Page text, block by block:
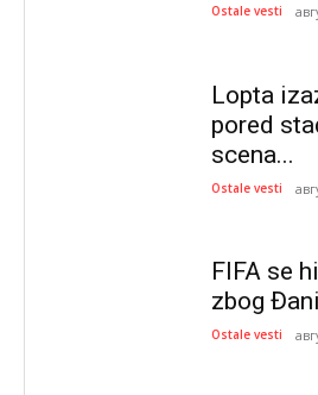
Ostale vesti
Lopta
pored
scena...
Ostale vesti
FIFA se
zbog
Ostale vesti